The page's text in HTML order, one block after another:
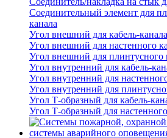
Соединительный элемент для
канала
Угол внешний для кабель-канала
Угол внешний для настенного
Угол внешний для плинтусного
Угол внутренний для кабель-
Угол внутренний для
Угол внутренний для
Угол Т-образный для кабель-
Угол Т-образный для